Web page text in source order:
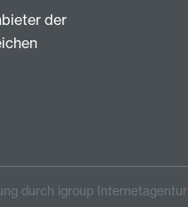
der
durch igroup Internetagentur